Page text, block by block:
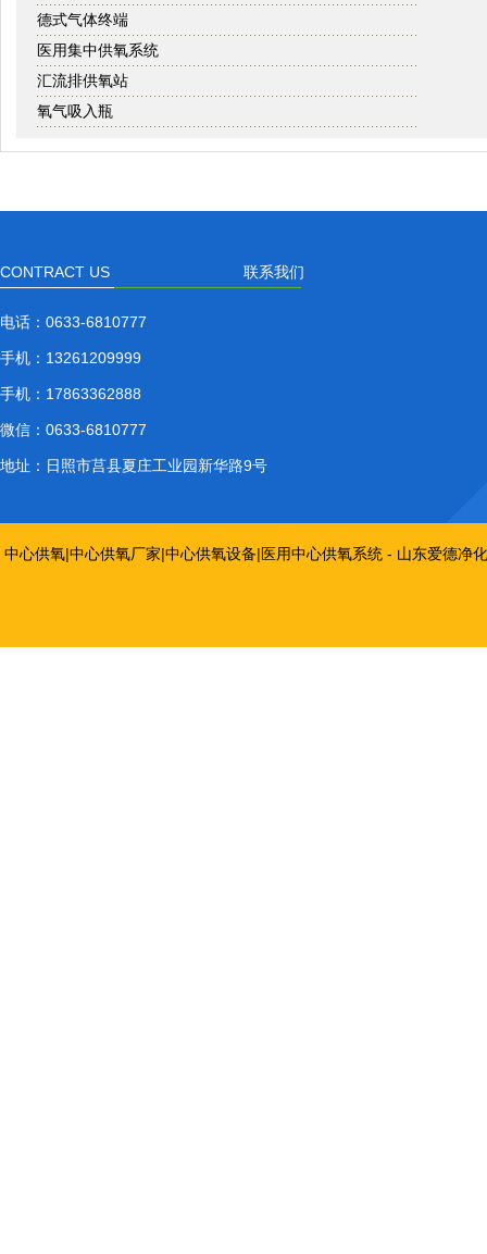
德式气体终端
医用集中供氧系统
汇流排供氧站
氧气吸入瓶
联系我们
CONTRACT US
电话： 0633-6810777
手机： 13261209999
手机： 17863362888
微信： 0633-6810777
地址： 日照市莒县夏庄工业园新华路9号
中心供氧|中心供氧厂家|中心供氧设备|医用中心供氧系统 - 山东爱德净